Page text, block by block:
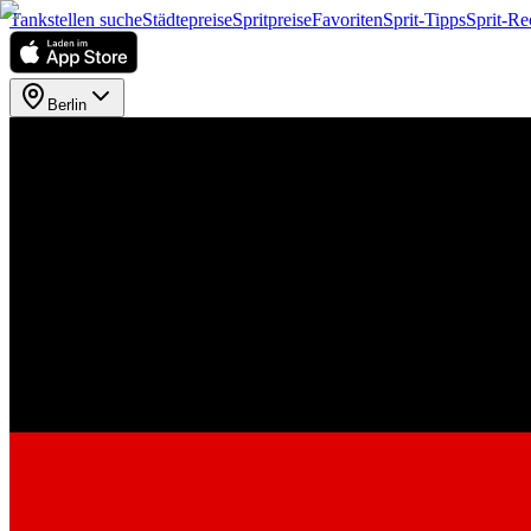
Tankstellen sucheStädtepreiseSpritpreiseFavoritenSprit-TippsSprit-
Berlin